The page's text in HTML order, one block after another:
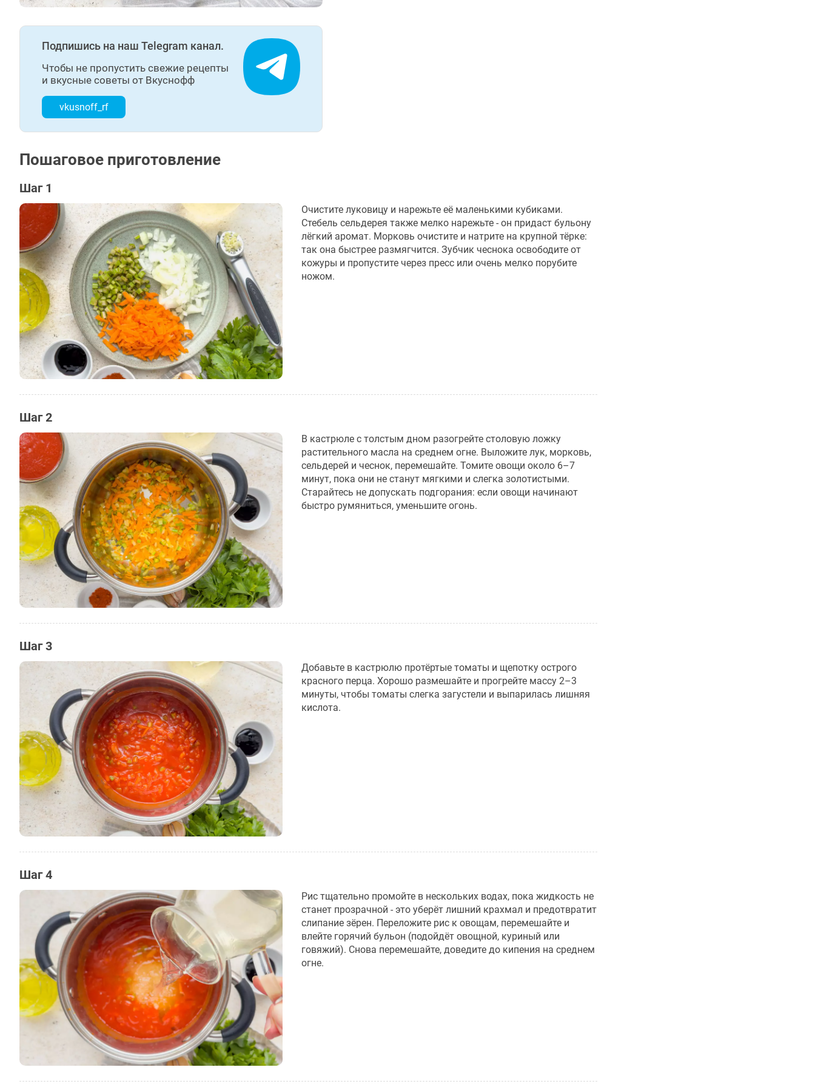
Подпишись на наш Telegram канал.
Чтобы не пропустить свежие рецепты
и вкусные советы от Вкуснофф
vkusnoff_rf
Пошаговое приготовление
Шаг 1
Очистите луковицу и нарежьте её маленькими кубиками.
Стебель сельдерея также мелко нарежьте - он придаст бульону
лёгкий аромат. Морковь очистите и натрите на крупной тёрке:
так она быстрее размягчится. Зубчик чеснока освободите от
кожуры и пропустите через пресс или очень мелко порубите
ножом.
Шаг 2
В кастрюле с толстым дном разогрейте столовую ложку
растительного масла на среднем огне. Выложите лук, морковь,
сельдерей и чеснок, перемешайте. Томите овощи около 6–7
минут, пока они не станут мягкими и слегка золотистыми.
Старайтесь не допускать подгорания: если овощи начинают
быстро румяниться, уменьшите огонь.
Шаг 3
Добавьте в кастрюлю протёртые томаты и щепотку острого
красного перца. Хорошо размешайте и прогрейте массу 2–3
минуты, чтобы томаты слегка загустели и выпарилась лишняя
кислота.
Шаг 4
Рис тщательно промойте в нескольких водах, пока жидкость не
станет прозрачной - это уберёт лишний крахмал и предотвратит
слипание зёрен. Переложите рис к овощам, перемешайте и
влейте горячий бульон (подойдёт овощной, куриный или
говяжий). Снова перемешайте, доведите до кипения на среднем
огне.